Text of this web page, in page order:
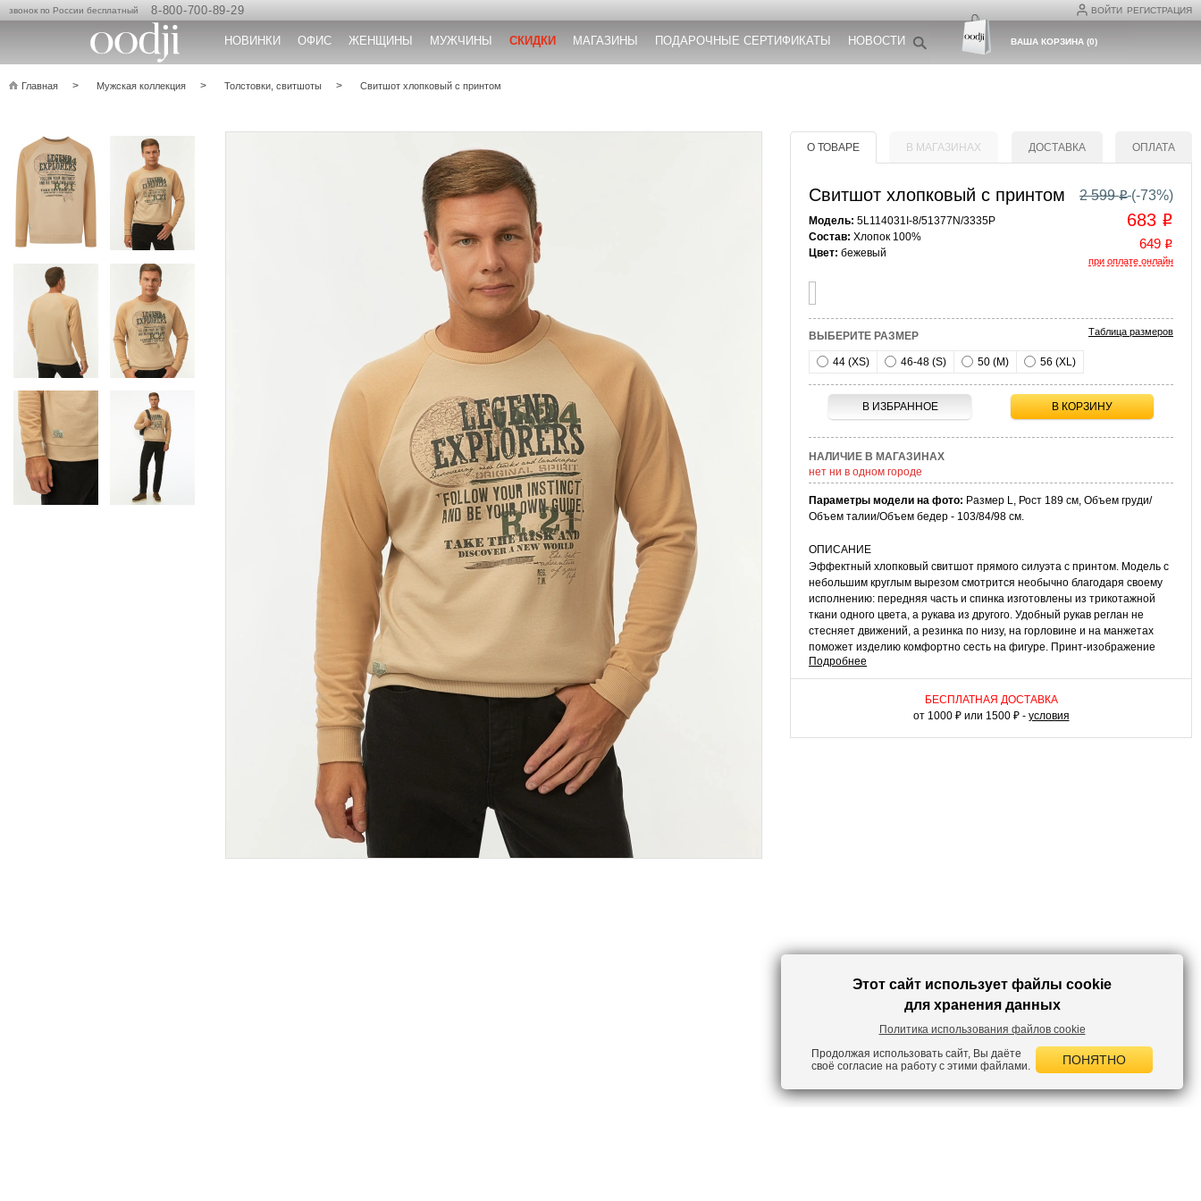
ВОЙТИ РЕГИСТРАЦИЯ
звонок по России бесплатный 8-800-700-89-29
НОВИНКИ ОФИС ЖЕНЩИНЫ МУЖЧИНЫ СКИДКИ МАГАЗИНЫ ПОДАРОЧНЫЕ СЕРТИФИКАТЫ НОВОСТИ ВАША КОРЗИНА(0)
Главная Мужская коллекция Толстовки, свитшоты Свитшот хлопковый с принтом
О ТОВАРЕ В МАГАЗИНАХ ДОСТАВКА ОПЛАТА
Свитшот хлопковый с принтом
Модель: 5L114031I-8/51377N/3335P
Состав: Хлопок 100%
Цвет: бежевый
2 599o (-73%)
683 o
649 o
при оплате онлайн
ВЫБЕРИТЕ РАЗМЕР Таблица размеров
44 (XS) 46-48 (S) 50 (M) 56 (XL)
В ИЗБРАННОЕ В КОРЗИНУ
НАЛИЧИЕ В МАГАЗИНАХ
нет ни в одном городе
Параметры модели на фото: Размер L, Рост 189 см, Объем груди/
Объем талии/Объем бедер - 103/84/98 см.
ОПИСАНИЕ
Эффектный хлопковый свитшот прямого силуэта с принтом. Модель с
небольшим круглым вырезом смотрится необычно благодаря своему
исполнению: передняя часть и спинка изготовлены из трикотажной
ткани одного цвета, а рукава из другого. Удобный рукав реглан не
стесняет движений, а резинка по низу, на горловине и на манжетах
поможет изделию комфортно сесть на фигуре. Принт-изображение
земного полушария, вдохновляющие надписи на английском языке и
географические координаты привлекают внимание и создают особое
Подробнее
БЕСПЛАТНАЯ ДОСТАВКА
от 1000 ₽ или 1500 ₽ - условия
Этот сайт использует файлы cookie
для хранения данных
Политика использования файлов cookie
Продолжая использовать сайт, Вы даёте
своё согласие на работу с этими файлами.
ПОНЯТНО